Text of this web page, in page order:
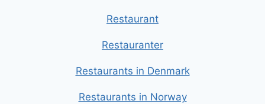
Restaurant
Restauranter
Restaurants in Denmark
Restaurants in Norway